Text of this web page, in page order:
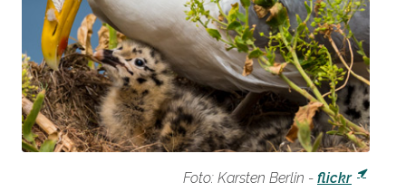
Foto: Karsten Berlin - flickr